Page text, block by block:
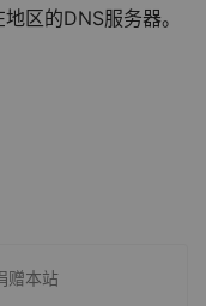
区的DNS服务器。
赠本站